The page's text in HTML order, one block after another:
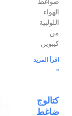
الهواء
اللولبية
من
كيبوين
اقرأ المزيد
"
كتالوج
ضاغط